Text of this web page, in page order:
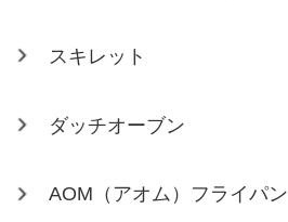
スキレット
ダッチオーブン
AOM（アオム）フライパン